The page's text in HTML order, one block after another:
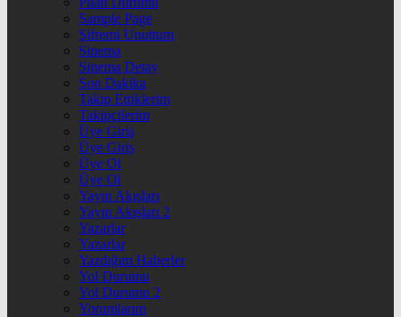
Sample Page
Şifremi Unuttum
Sinema
Sinema Detay
Son Dakika
Takip Ettiklerim
Takipçilerim
Üye Giriş
Üye Giriş
Üye Ol
Üye Ol
Yayın Akışları
Yayın Akışları 2
Yazarlar
Yazarlar
Yazdığım Haberler
Yol Durumu
Yol Durumu 2
Yorumlarım